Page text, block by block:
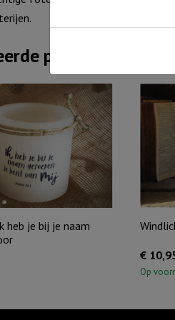
producten
heb je bij je naam
€
Op